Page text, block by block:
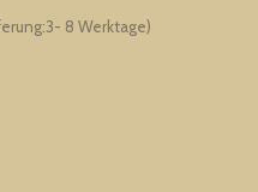
8 Werktage)